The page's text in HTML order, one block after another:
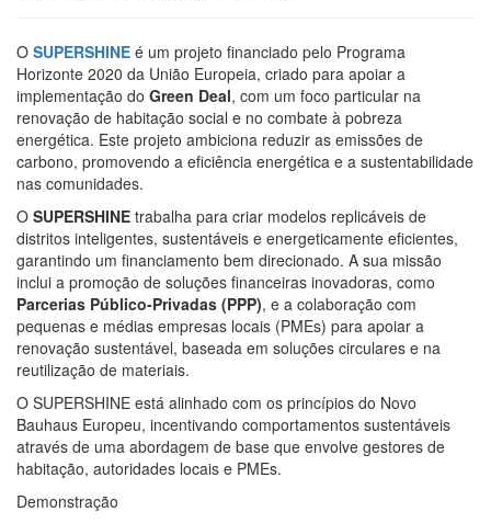
O SUPERSHINE é um projeto financiado pelo Programa
Horizonte 2020 da União Europeia, criado para apoiar a
implementação do Green Deal, com um foco particular na
renovação de habitação social e no combate à pobreza
energética. Este projeto ambiciona reduzir as emissões de
carbono, promovendo a eficiência energética e a sustentabilidade
nas comunidades.
O SUPERSHINE trabalha para criar modelos replicáveis de
distritos inteligentes, sustentáveis e energeticamente eficientes,
garantindo um financiamento bem direcionado. A sua missão
inclui a promoção de soluções financeiras inovadoras, como
Parcerias Público-Privadas (PPP), e a colaboração com
pequenas e médias empresas locais (PMEs) para apoiar a
renovação sustentável, baseada em soluções circulares e na
reutilização de materiais.
O SUPERSHINE está alinhado com os princípios do Novo
Bauhaus Europeu, incentivando comportamentos sustentáveis
através de uma abordagem de base que envolve gestores de
habitação, autoridades locais e PMEs.
Demonstração